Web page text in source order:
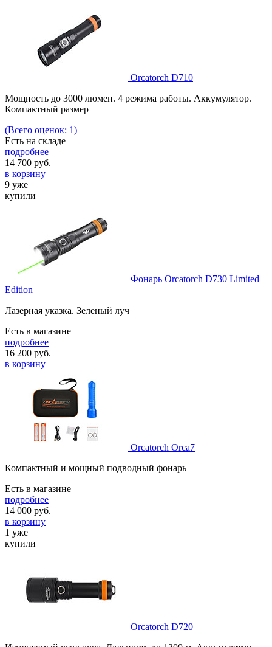
Orcatorch D710
Мощность до 3000 люмен. 4 режима работы. Аккумулятор.
Компактный размер
(Всего оценок: 1)
Есть на складе
подробнее
14 700 руб.
в корзину
9 уже
купили
Фонарь Orcatorch D730 Limited
Edition
Лазерная указка. Зеленый луч
Есть в магазине
подробнее
16 200 руб.
в корзину
Orcatorch Orca7
Компактный и мощный подводный фонарь
Есть в магазине
подробнее
14 000 руб.
в корзину
1 уже
купили
Orcatorch D720